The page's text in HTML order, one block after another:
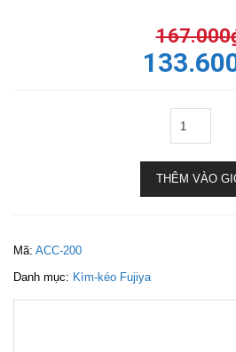
167.000
THÊM VÀO
Mã: ACC-200
Danh mục: Kìm-kéo Fujiya